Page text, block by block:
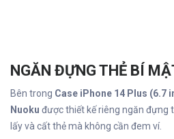
NGĂN ĐỰNG THẺ BÍ
Bên trong Case iPhone 14 Plus (6.7
Nuoku được thiết kế riêng ngăn đựng
lấy và cất thẻ mà không cần đem ví.